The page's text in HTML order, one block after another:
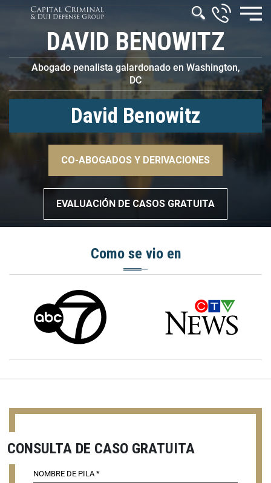
DAVID BENOWITZ
Abogado penalista galardonado en Washington,
DC
David Benowitz
CO-ABOGADOS Y DERIVACIONES
EVALUACIÓN DE CASOS GRATUITA
Como se vio en
CONSULTA DE CASO GRATUITA